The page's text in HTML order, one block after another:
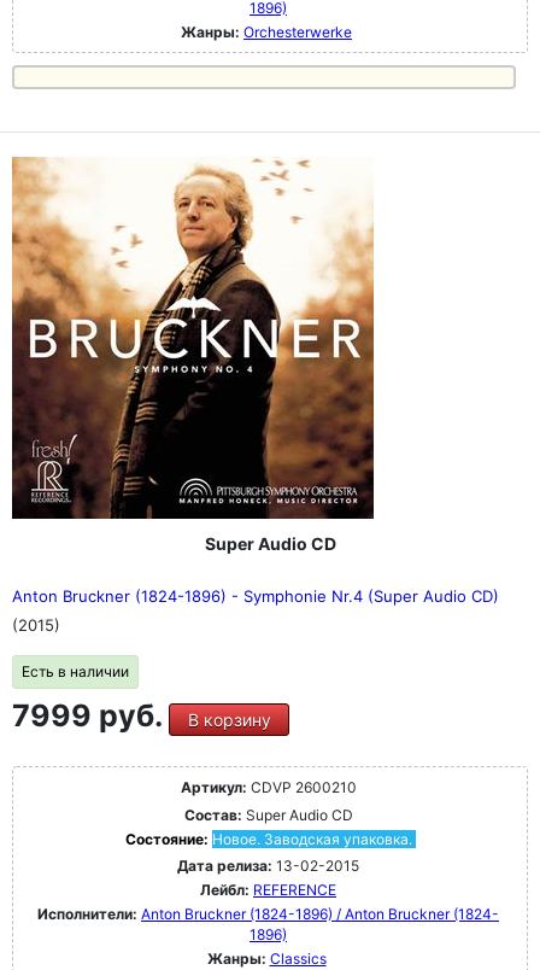
1896)
Жанры: Orchesterwerke
Super Audio CD
Anton Bruckner (1824-1896) - Symphonie Nr.4 (Super Audio CD)
(2015)
Есть в наличии
7999 руб. В корзину
Артикул: CDVP 2600210
Состав: Super Audio CD
Состояние: Новое. Заводская упаковка.
Дата релиза: 13-02-2015
Лейбл: REFERENCE
Исполнители: Anton Bruckner (1824-1896) / Anton Bruckner (1824-
1896)
Жанры: Classics